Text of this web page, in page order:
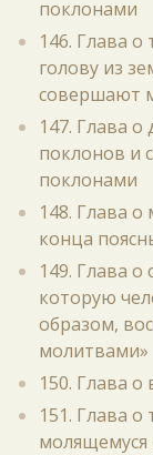
поклонами
146. Глава
голову из
совершают
147. Глава
поклонов и
поклонами
148. Глава
конца
149. Глава о
которую
образом,
молитвами»
150. Глава
151. Глава о
молящемуся